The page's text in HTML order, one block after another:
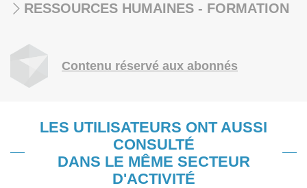
RESSOURCES HUMAINES - FORMATION
Contenu réservé aux abonnés
LES UTILISATEURS ONT AUSSI
CONSULTÉ
DANS LE MÊME SECTEUR
D'ACTIVITÉ